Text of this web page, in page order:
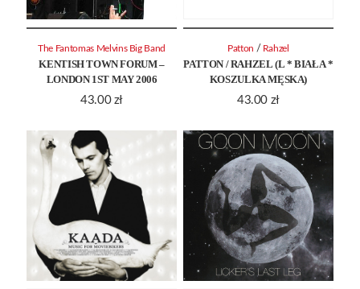
KENTISH TOWN FORUM –
LONDON 1ST MAY 2006
43.00 zł
The Fantomas Melvins Big Band
PATTON / RAHZEL (L * BIAŁA *
KOSZULKA MĘSKA)
43.00 zł
Patton / Rahzel